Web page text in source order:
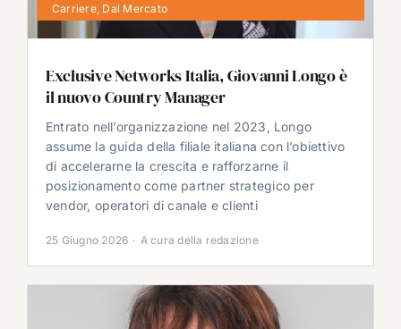
Carriere, Dal Mercato
Exclusive Networks Italia, Giovanni Longo è
il nuovo Country Manager
Entrato nell’organizzazione nel 2023, Longo
assume la guida della filiale italiana con l’obiettivo
di accelerarne la crescita e rafforzarne il
posizionamento come partner strategico per
vendor, operatori di canale e clienti
25 Giugno 2026 · A cura della redazione